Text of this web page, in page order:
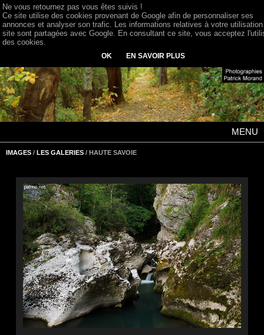
MENU
IMAGES / LES GALERIES / HAUTE SAVOIE
Ne vous retournez pas vous êtes suivis !
Ce site utilise des cookies provenant de Google afin de personnaliser ses
annonces et analyser son trafic. Les informations relatives à votre
site sont partagées avec Google. En consultant ce site, vous acceptez
des cookies.
OK EN SAVOIR PLUS